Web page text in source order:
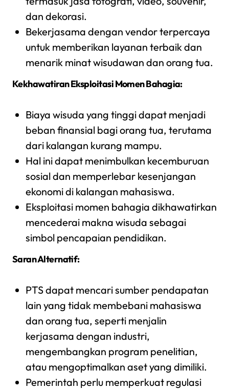
dan dekorasi.
Bekerjasama dengan vendor terpercaya
untuk memberikan layanan terbaik dan
menarik minat wisudawan dan orang tua.
Kekhawatiran Eksploitasi Momen Bahagia:
Biaya wisuda yang tinggi dapat menjadi
beban finansial bagi orang tua, terutama
dari kalangan kurang mampu.
Hal ini dapat menimbulkan kecemburuan
sosial dan memperlebar kesenjangan
ekonomi di kalangan mahasiswa.
Eksploitasi momen bahagia dikhawatirkan
mencederai makna wisuda sebagai
simbol pencapaian pendidikan.
Saran Alternatif:
PTS dapat mencari sumber pendapatan
lain yang tidak membebani mahasiswa
dan orang tua, seperti menjalin
kerjasama dengan industri,
mengembangkan program penelitian,
atau mengoptimalkan aset yang dimiliki.
Pemerintah perlu memperkuat regulasi